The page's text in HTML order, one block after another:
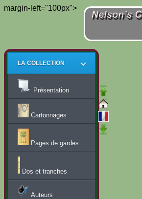
margin-left="100px">
LA COLLECTION
Présentation
Cartonnages
Pages de gardes
Dos et tranches
Auteurs